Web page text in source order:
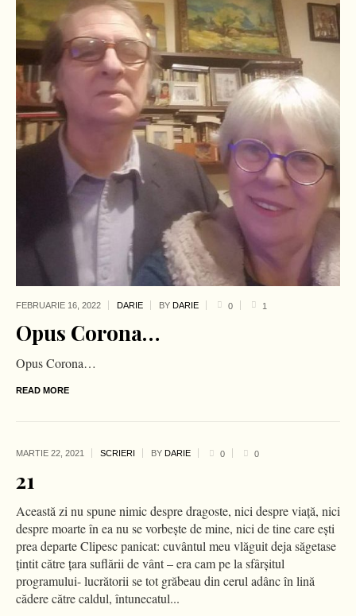
FEBRUARIE 16, 2022 DARIE BY DARIE 0 1
Opus Corona…
Opus Corona…
READ MORE
MARTIE 22, 2021 SCRIERI BY DARIE 0 0
21
Această zi nu spune nimic despre dragoste, nici despre viaţă, nici
despre moarte în ea nu se vorbeşte de mine, nici de tine care eşti
prea departe Clipesc panicat: cuvântul meu vlăguit deja săgetase
ţintit către ţara suflării de vânt – era cam pe la sfârşitul
programului- lucrătorii se tot grăbeau din cerul adânc în lină
cădere către caldul, întunecatul...